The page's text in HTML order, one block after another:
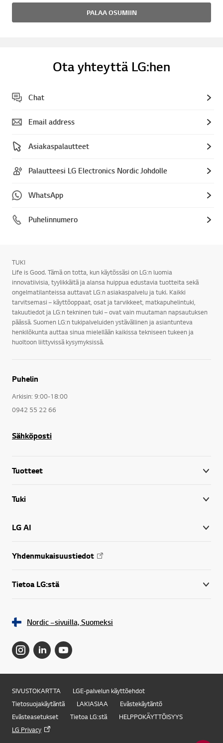
PALAA OSUMIIN
Ota yhteyttä LG:hen
Chat
Email address
Asiakaspalautteet
Palautteesi LG Electronics Nordic Johdolle
WhatsApp
Puhelinnumero
TUKI
Life is Good. Tämä on totta, kun käytössäsi on LG:n luomia
innovatiivisia, tyylikkäitä ja alansa huippua edustavia tuotteita sekä
ongelmatilanteissa auttavat LG:n asiakaspalvelu ja tuki. Kaikki
tarvitsemasi – käyttöoppaat, osat ja tarvikkeet, matkapuhelintuki,
takuutiedot ja LG:n tekninen tuki – ovat vain muutaman napsautuksen
päässä. Suomen LG:n tukipalveluiden ystävällinen ja asiantunteva
henkilökunta auttaa sinua mielellään kaikissa tekniseen tukeen ja
huoltoon liittyvissä kysymyksissä.
Puhelin
Arkisin: 9:00-18:00
0942 55 22 66
Sähköposti
Tuotteet
Tuki
LG AI
Yhdenmukaisuustiedot
Tietoa LG:stä
Nordic –sivuilla, Suomeksi
SIVUSTOKARTTA
LGE-palvelun käyttöehdot
Tietosuojakäytäntä
LAKIASIAA
Evästekäytäntö
Evästeasetukset
Tietoa LG:stä
HELPPOKÄYTTÖISYYS
LG Privacy